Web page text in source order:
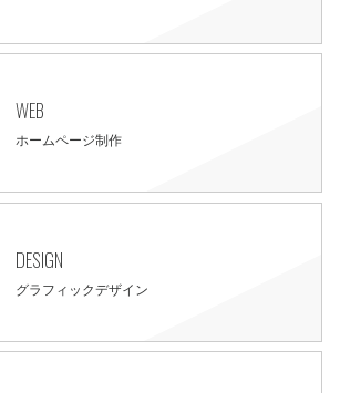
WEB
ホームページ制作
DESIGN
グラフィックデザイン